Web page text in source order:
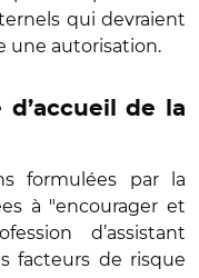
qui devraient
une autorisation.
de la
formulées par la
à "encourager et
d’assistant
facteurs de risque